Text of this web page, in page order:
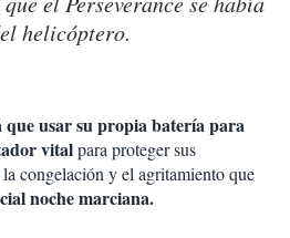
helicóptero.
que usar su propia batería para
vitalpara proteger sus
congelación y el agritamiento que
noche marciana.